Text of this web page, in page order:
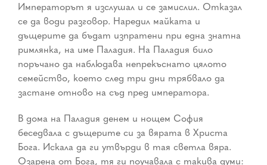
Императорът я изслушал и се замислил. Отказал
се да води разговор. Наредил майката и
дъщерите да бъдат изпратени при една знатна
римлянка, на име Паладия. На Паладия било
поръчано да наблюдава непрекъснато цялото
семейство, което след три дни трябвало да
застане отново на съд пред императора.
В дома на Паладия денем и нощем София
беседвала с дъщерите си за вярата в Христа
Бога. Искала да ги утвърди в тая светла вяра.
Озарена от Бога, тя ги поучавала с такива думи: